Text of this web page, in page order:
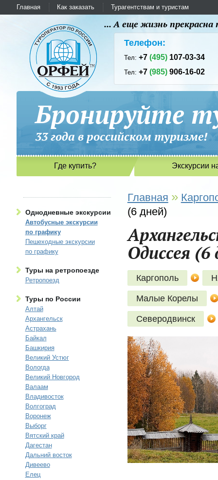
Главная Как заказать Турагентствам и туристам
... А еще жизнь
Телефон:
Тел:+7(495) 107-03-34
Тел:+7(985) 906-16-02
Бронируйте
33 года в российском
Где купить? Экскурсии
Однодневные экскурсии
Автобусные экскурсии
по графику
Пешеходные экскурсии
по графику
Туры на ретропоезде
Ретропоезд
Туры по России
Алтай
Архангельск
Астрахань
Байкал
Башкирия
Великий Устюг
Вологда
Великий Новгород
Валаам
Владивосток
Волгоград
Воронеж
Выборг
Вятский край
Дагестан
Дальний восток
Дивеево
Елец
Главная »
(6 дней)
Одиссея (6
Каргополь
Малые Корелы
Северодвинск